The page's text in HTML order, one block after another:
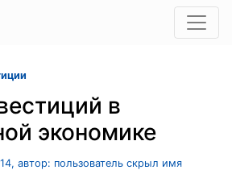
в
экономике
автор: пользователь скрыл имя